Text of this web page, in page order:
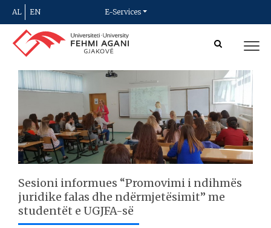
AL EN E-Services
Sesioni informues “Promovimi i ndihmës
juridike falas dhe ndërmjetësimit” me
studentët e UGJFA-së